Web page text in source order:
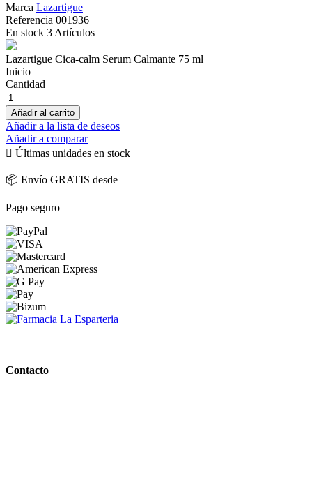
Marca Lazartigue
Referencia 001936
En stock 3 Artículos
Lazartigue Cica-calm Serum Calmante 75 ml
Inicio
Cantidad
Añadir al carrito
Añadir a la lista de deseos
Añadir a comparar
 Últimas unidades en stock
📦 Envío GRATIS desde
Pago seguro
Contacto